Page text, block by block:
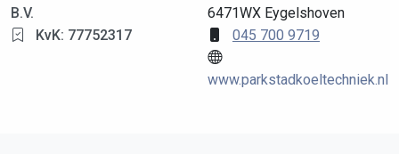
B.V.
KvK: 77752317
6471WX Eygelshoven
045 700 9719
www.parkstadkoeltechniek.nl